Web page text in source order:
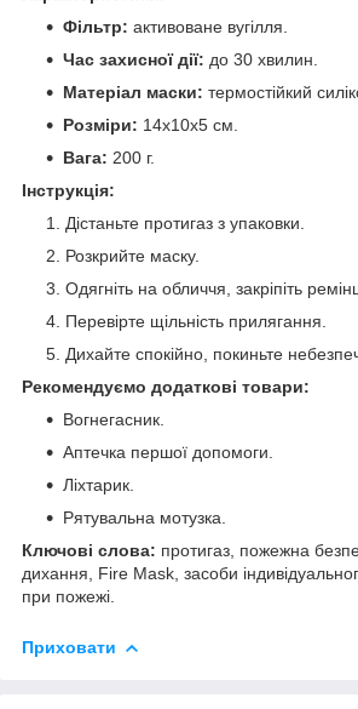
Фільтр: активоване вугілля.
Час захисної дії: до 30 хвилин.
Матеріал маски: термостійкий
Розміри: 14x10x5 см.
Вага: 200 г.
Інструкція:
Дістаньте протигаз з упаковки.
Розкрийте маску.
Одягніть на обличчя, закріпіть
Перевірте щільність прилягання.
Дихайте спокійно, покиньте
Рекомендуємо додаткові товари:
Вогнегасник.
Аптечка першої допомоги.
Ліхтарик.
Рятувальна мотузка.
Ключові слова: протигаз, пожежна
дихання, Fire Mask, засоби
при пожежі.
Приховати